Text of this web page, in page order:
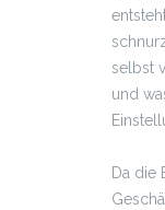
selbst
und
Da die